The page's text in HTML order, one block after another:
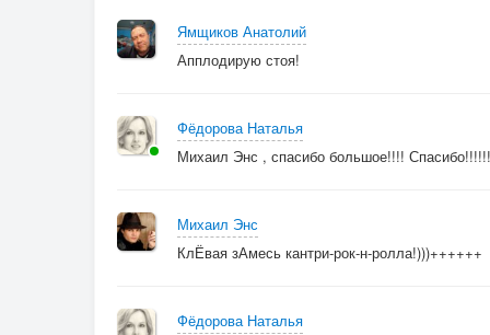
Ямщиков Анатолий
Апплодирую стоя!
Фёдорова Наталья
Михаил Энс , спасибо большое!!!!
Михаил Энс
КлЁвая зАмесь кантри-рок-н-ролла!)))++++++
Фёдорова Наталья